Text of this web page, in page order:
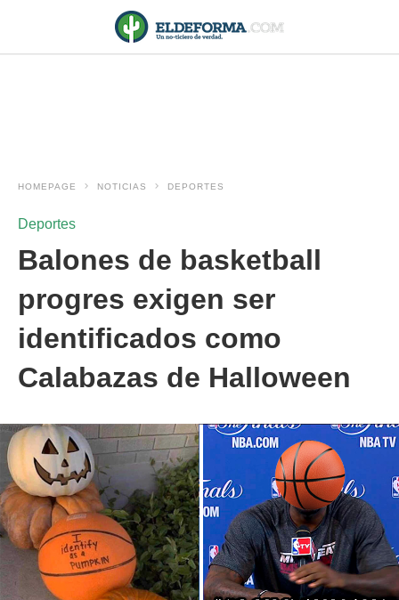
HOMEPAGE NOTICIAS DEPORTES
Deportes
Balones de basketball
progres exigen ser
identificados como
Calabazas de Halloween